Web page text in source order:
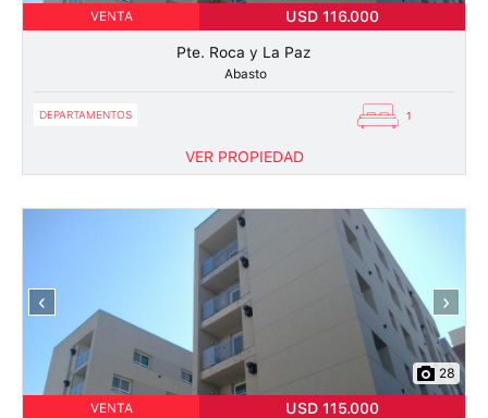
VENTA USD 116.000
Pte. Roca y La Paz
Abasto
DEPARTAMENTOS 1
VER PROPIEDAD
‹ ›
28
VENTA USD 115.000